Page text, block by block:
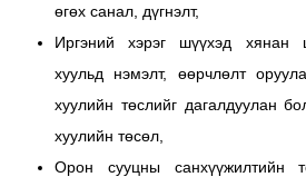
өгөх санал, дүгнэлт,
Иргэний хэрэг шүүхэд хянан
хуульд нэмэлт, өөрчлөлт
хуулийн төслийг дагалдуулан
хуулийн төсөл,
Орон сууцны санхүүжилтийн